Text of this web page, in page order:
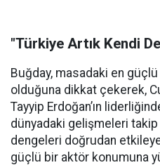
"Türkiye Artık Kendi
Buğday, masadaki en
olduğuna dikkat çekerek,
Tayyip Erdoğan’ın
dünyadaki gelişmeleri
dengeleri doğrudan
güçlü bir aktör konumuna